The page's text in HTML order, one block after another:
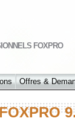
FOXPRO
Offres &